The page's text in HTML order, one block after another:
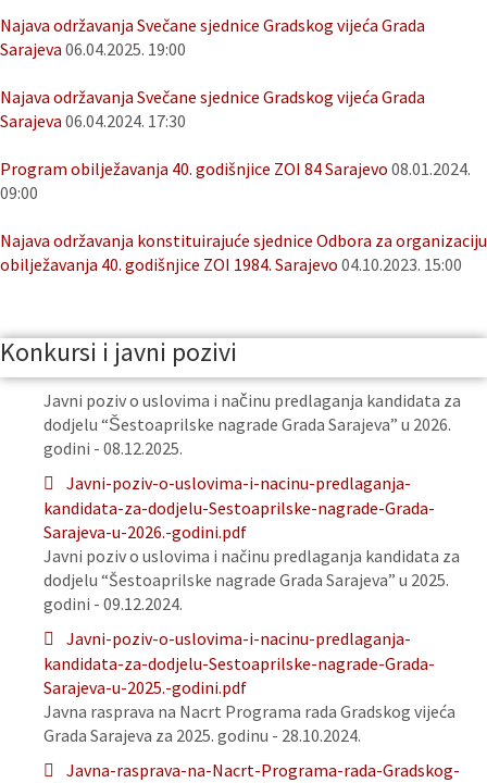
Najava održavanja Svečane sjednice Gradskog vijeća Grada
Sarajeva 06.04.2025. 19:00
Najava održavanja Svečane sjednice Gradskog vijeća Grada
Sarajeva 06.04.2024. 17:30
Program obilježavanja 40. godišnjice ZOI 84 Sarajevo 08.01.2024.
09:00
Najava održavanja konstituirajuće sjednice Odbora za organizaciju
obilježavanja 40. godišnjice ZOI 1984. Sarajevo 04.10.2023. 15:00
Konkursi i javni pozivi
Javni poziv o uslovima i načinu predlaganja kandidata za
dodjelu “Šestoaprilske nagrade Grada Sarajeva” u 2026.
godini - 08.12.2025.
Javni-poziv-o-uslovima-i-nacinu-predlaganja-
kandidata-za-dodjelu-Sestoaprilske-nagrade-Grada-
Sarajeva-u-2026.-godini.pdf
Javni poziv o uslovima i načinu predlaganja kandidata za
dodjelu “Šestoaprilske nagrade Grada Sarajeva” u 2025.
godini - 09.12.2024.
Javni-poziv-o-uslovima-i-nacinu-predlaganja-
kandidata-za-dodjelu-Sestoaprilske-nagrade-Grada-
Sarajeva-u-2025.-godini.pdf
Javna rasprava na Nacrt Programa rada Gradskog vijeća
Grada Sarajeva za 2025. godinu - 28.10.2024.
Javna-rasprava-na-Nacrt-Programa-rada-Gradskog-